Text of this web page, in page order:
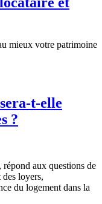
mieux votre patrimoine
t-elle
?
aux questions de
loyers,
du logement dans la